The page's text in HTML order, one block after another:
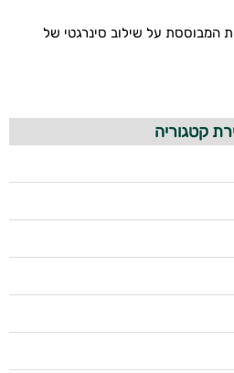
המבוססת על שילוב סינרגטי של
קטגוריה